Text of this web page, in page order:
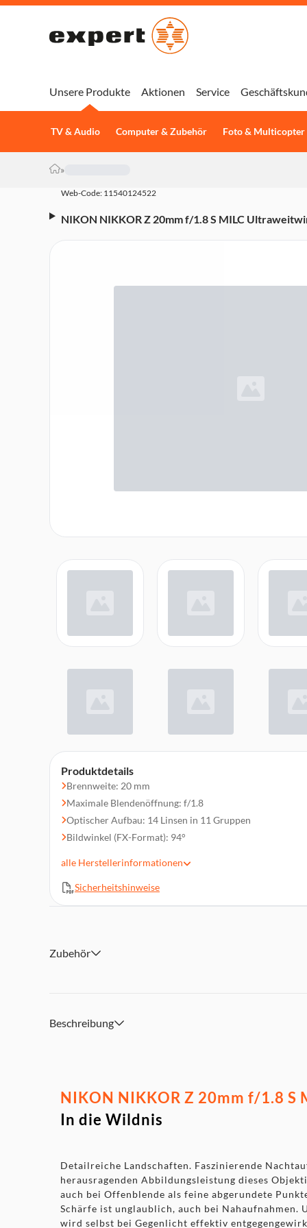
Unsere Produkte
TV & Audio Computer & Zubehör Foto & Multicopter
Aktionen Service
»
Web-Code: 11540124522
NIKON NIKKOR Z 20mm f/1.8 S MILC
Produktdetails
Brennweite: 20 mm
Maximale Blendenöffnung: f/1.8
Optischer Aufbau: 14 Linsen in 11 Gruppen
Bildwinkel (FX-Format): 94°
Blendenlamellen: 9 (abgerundet)
Filtergewinde: 77 mm
alle Herstellerinformationen
Sicherheitshinweise
Zubehör
Beschreibung
NIKON NIKKOR Z 20mm f/1.8
In die Wildnis
Detailreiche Landschaften. Faszinierende
herausragenden Abbildungsleistung dieses
auch bei Offenblende als feine abgerundete
Schärfe ist unglaublich, auch bei Nahaufnahmen.
wird selbst bei Gegenlicht effektiv